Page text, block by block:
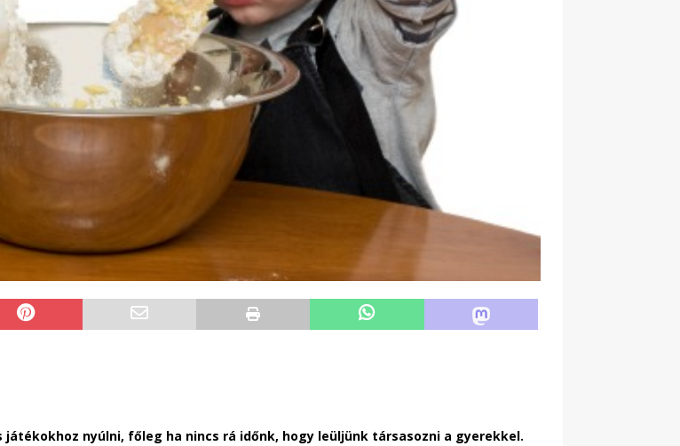
nyúlni, főleg ha nincs rá időnk, hogy leüljünk társasozni a gyerekkel.